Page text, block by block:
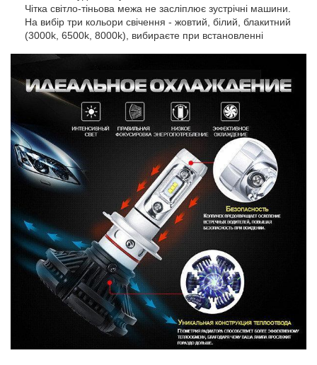
Чітка світло-тіньова межа не засліплює зустрічні машини.
На вибір три кольори свічення - жовтий, білий, блакитний
(3000k, 6500k, 8000k), вибираєте при встановленні